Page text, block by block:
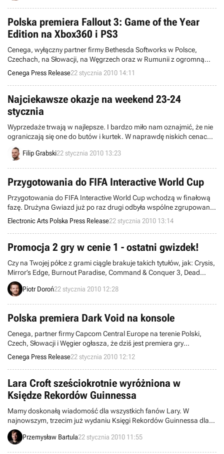
Polska premiera Fallout 3: Game of the Year
Edition na Xbox360 i PS3
Cenega, wyłączny partner firmy Bethesda Softworks w Polsce,
Czechach, na Słowacji, na Węgrzech oraz w Rumunii z ogromną
przyjemnością ogłasza, że dziś jest premiera rewelacyjnej edycji gry
Fallout 3 na Xbox360 i PS3. Fallout 3 Game of the Year Edition
zawiera grę Fallout 3 i pięć dodatków!
Cenega Press Release22 stycznia 2010 14:11
Najciekawsze okazje na weekend 23-24
stycznia
Wyprzedaże trwają w najlepsze. I bardzo miło nam oznajmić, że nie
ograniczają się one do butów i kurtek. W naprawdę niskich cenach
można kupić niemałą liczbę dobrych gier i konsol. Zapraszamy do
zapoznania się z najciekawszymi ofertami dla graczy z tego
Filip Grabski22 stycznia 2010 13:23
Przygotowania do FIFA Interactive World Cup
Przygotowania do FIFA Interactive World Cup wchodzą w finałową
fazę. Drużyna Gwiazd już po raz drugi odbyła wspólne zgrupowanie
przygotowujące przed meczem z Legią Warszawa. Miesiąc
treningów przyniósł efekty – podczas wczorajszych rozgrywek
gwiazdy zaskakiwały umiejętnościami i techniką gry!
Electronic Arts Polska Press Release22 stycznia 2010 13:14
Promocja 2 gry w cenie 1 - ostatni gwizdek!
Czy na Twojej półce z grami ciągle brakuje takich tytułów, jak: Crysis,
Mirror’s Edge, Burnout Paradise, Command & Conquer 3, Dead
Space, czy Left 4 Dead? Swoją kolekcję możesz ciągle uzupełnić za
sprawą specjalnej promocji 2 w cenie 1. Sklep Gry-OnLine oferuje w
darmo.
Piotr Doroń22 stycznia 2010 12:28
Polska premiera Dark Void na konsole
Cenega, partner firmy Capcom Central Europe na terenie Polski,
Czech, Słowacji i Węgier ogłasza, że dziś jest premiera gry
dostarczającej ogromne pokłady adrenaliny, szybką akcję w
kosmicznym świecie oraz pełną swobodę w eksploracji świata i
walki - Dark Void na Xbox360 i PS3. Dark Void na PC już wkrótce.
Cenega Press Release22 stycznia 2010 12:12
Lara Croft sześciokrotnie wyróżniona w
Księdze Rekordów Guinnessa
Mamy doskonałą wiadomość dla wszystkich fanów Lary. W
najnowszym, trzecim już wydaniu Księgi Rekordów Guinnessa dla
graczy, które opublikowane zostało 21 stycznia 2010, panna Croft
okazała się bezkonkurencyjna w aż sześciu kategoriach.
Przemysław Bartula22 stycznia 2010 11:55